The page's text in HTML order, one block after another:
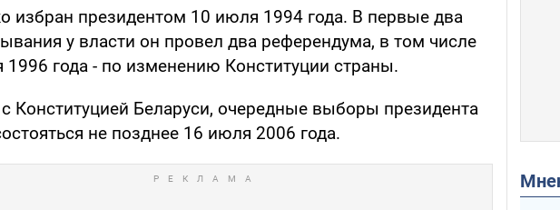
избран президентом 10 июля 1994 года. В первые два
у власти он провел два референдума, в том числе
1996 года - по изменению Конституции страны.
Конституцией Беларуси, очередные выборы президента
не позднее 16 июля 2006 года.